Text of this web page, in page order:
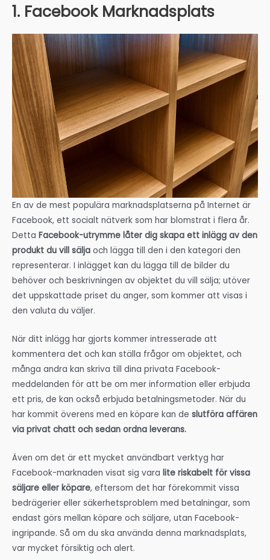
1. Facebook Marknadsplats
En av de mest populära marknadsplatserna på Internet är
Facebook, ett socialt nätverk som har blomstrat i flera år.
Detta Facebook-utrymme låter dig skapa ett inlägg av den
produkt du vill sälja och lägga till den i den kategori den
representerar. I inlägget kan du lägga till de bilder du
behöver och beskrivningen av objektet du vill sälja; utöver
det uppskattade priset du anger, som kommer att visas i
den valuta du väljer.
När ditt inlägg har gjorts kommer intresserade att
kommentera det och kan ställa frågor om objektet, och
många andra kan skriva till dina privata Facebook-
meddelanden för att be om mer information eller erbjuda
ett pris, de kan också erbjuda betalningsmetoder. När du
har kommit överens med en köpare kan de slutföra affären
via privat chatt och sedan ordna leverans.
Även om det är ett mycket användbart verktyg har
Facebook-marknaden visat sig vara lite riskabelt för vissa
säljare eller köpare, eftersom det har förekommit vissa
bedrägerier eller säkerhetsproblem med betalningar, som
endast görs mellan köpare och säljare, utan Facebook-
ingripande. Så om du ska använda denna marknadsplats,
var mycket försiktig och alert.